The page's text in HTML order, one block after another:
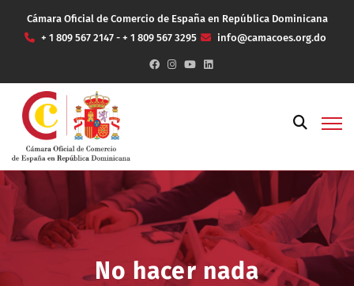
Cámara Oficial de Comercio de España en República Dominicana
+ 1 809 567 2147 - + 1 809 567 3295
info@camacoes.org.do
No hacer nada